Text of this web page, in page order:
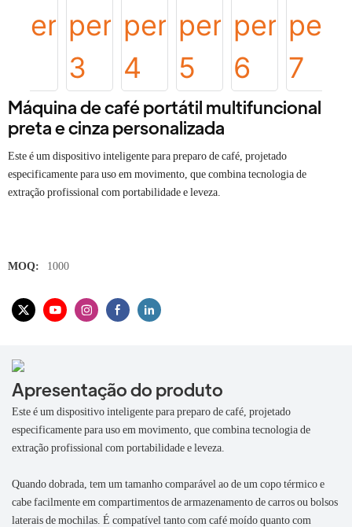
Máquina de café portátil multifuncional
preta e cinza personalizada
Este é um dispositivo inteligente para preparo de café, projetado
especificamente para uso em movimento, que combina tecnologia de
extração profissional com portabilidade e leveza.
MOQ: 1000
Apresentação do produto
Este é um dispositivo inteligente para preparo de café, projetado
especificamente para uso em movimento, que combina tecnologia de
extração profissional com portabilidade e leveza.
Quando dobrada, tem um tamanho comparável ao de um copo térmico e
cabe facilmente em compartimentos de armazenamento de carros ou bolsos
laterais de mochilas. É compatível tanto com café moído quanto com